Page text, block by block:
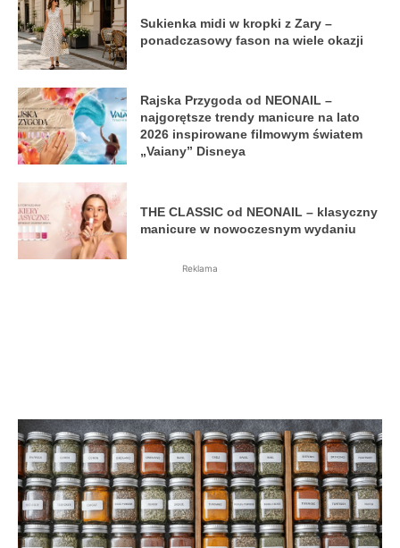
Sukienka midi w kropki z Zary –
ponadczasowy fason na wiele okazji
Rajska Przygoda od NEONAIL –
najgorętsze trendy manicure na lato
2026 inspirowane filmowym światem
„Vaiany” Disneya
THE CLASSIC od NEONAIL – klasyczny
manicure w nowoczesnym wydaniu
Reklama